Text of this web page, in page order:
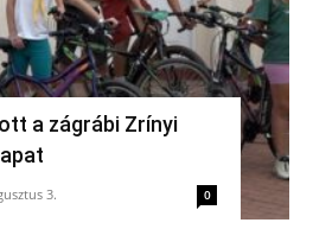
a zágrábi Zrínyi
3. 0